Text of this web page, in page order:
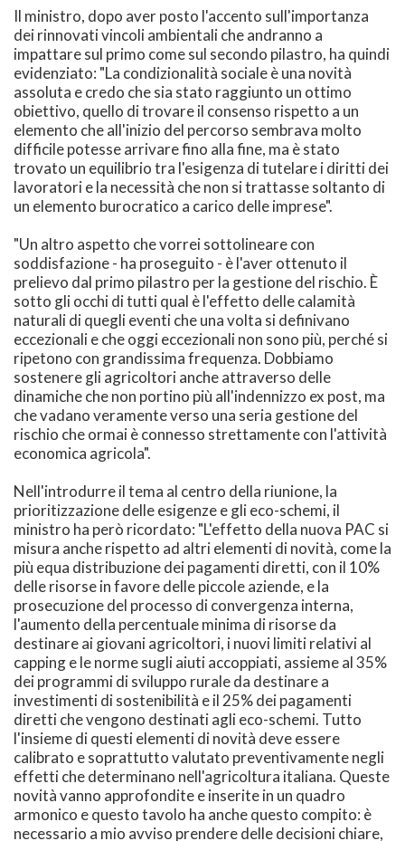
Il ministro, dopo aver posto l'accento sull'importanza
dei rinnovati vincoli ambientali che andranno a
impattare sul primo come sul secondo pilastro, ha quindi
evidenziato: "La condizionalità sociale è una novità
assoluta e credo che sia stato raggiunto un ottimo
obiettivo, quello di trovare il consenso rispetto a un
elemento che all'inizio del percorso sembrava molto
difficile potesse arrivare fino alla fine, ma è stato
trovato un equilibrio tra l'esigenza di tutelare i diritti dei
lavoratori e la necessità che non si trattasse soltanto di
un elemento burocratico a carico delle imprese".
"Un altro aspetto che vorrei sottolineare con
soddisfazione - ha proseguito - è l'aver ottenuto il
prelievo dal primo pilastro per la gestione del rischio. È
sotto gli occhi di tutti qual è l'effetto delle calamità
naturali di quegli eventi che una volta si definivano
eccezionali e che oggi eccezionali non sono più, perché si
ripetono con grandissima frequenza. Dobbiamo
sostenere gli agricoltori anche attraverso delle
dinamiche che non portino più all'indennizzo ex post, ma
che vadano veramente verso una seria gestione del
rischio che ormai è connesso strettamente con l'attività
economica agricola".
Nell'introdurre il tema al centro della riunione, la
prioritizzazione delle esigenze e gli eco-schemi, il
ministro ha però ricordato: "L'effetto della nuova PAC si
misura anche rispetto ad altri elementi di novità, come la
più equa distribuzione dei pagamenti diretti, con il 10%
delle risorse in favore delle piccole aziende, e la
prosecuzione del processo di convergenza interna,
l'aumento della percentuale minima di risorse da
destinare ai giovani agricoltori, i nuovi limiti relativi al
capping e le norme sugli aiuti accoppiati, assieme al 35%
dei programmi di sviluppo rurale da destinare a
investimenti di sostenibilità e il 25% dei pagamenti
diretti che vengono destinati agli eco-schemi. Tutto
l'insieme di questi elementi di novità deve essere
calibrato e soprattutto valutato preventivamente negli
effetti che determinano nell'agricoltura italiana. Queste
novità vanno approfondite e inserite in un quadro
armonico e questo tavolo ha anche questo compito: è
necessario a mio avviso prendere delle decisioni chiare,